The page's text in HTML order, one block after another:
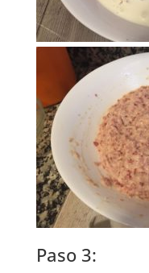
Paso 3: